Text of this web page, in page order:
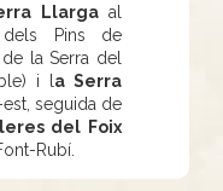
Llargaal
Pins de
la Serra del
i l a Serra
seguida de
del Foix
Rubí.